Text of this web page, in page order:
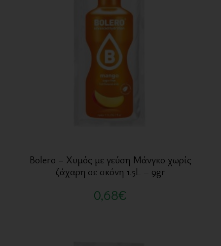
Bolero – Χυμός με γεύση Μάνγκο χωρίς
ζάχαρη σε σκόνη 1.5L – 9gr
0,68€